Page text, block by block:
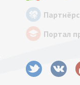
Портал